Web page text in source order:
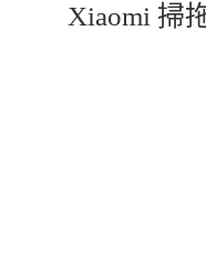
Xiaomi 掃